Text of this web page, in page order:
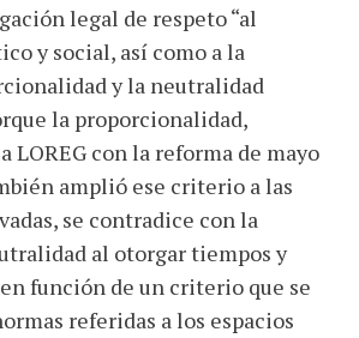
legal de respeto “al
y social, así como a la
y la neutralidad
la proporcionalidad,
LOREG con la reforma de mayo
amplió ese criterio a las
se contradice con la
al otorgar tiempos y
función de un criterio que se
referidas a los espacios